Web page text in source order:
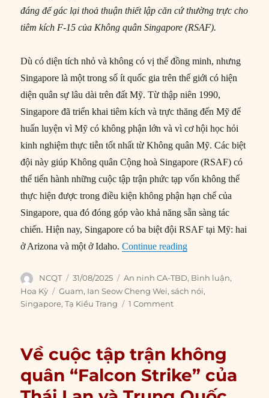
đáng để gác lại thoả thuận thiết lập căn cứ thường trực cho
tiêm kích F-15 của Không quân Singapore (RSAF).
Dù có diện tích nhỏ và không có vị thế đồng minh, nhưng
Singapore là một trong số ít quốc gia trên thế giới có hiện
diện quân sự lâu dài trên đất Mỹ. Từ thập niên 1990,
Singapore đã triển khai tiêm kích và trực thăng đến Mỹ để
huấn luyện vì Mỹ có không phận lớn và vì cơ hội học hỏi
kinh nghiệm thực tiễn tốt nhất từ Không quân Mỹ. Các biệt
đội này giúp Không quân Cộng hoà Singapore (RSAF) có
thể tiến hành những cuộc tập trận phức tạp vốn không thể
thực hiện được trong điều kiện không phận hạn chế của
Singapore, qua đó đóng góp vào khả năng sẵn sàng tác
chiến. Hiện nay, Singapore có ba biệt đội RSAF tại Mỹ: hai
ở Arizona và một ở Idaho.Continue reading“Đằng sau việc
Author
NCQT
Posted
on
31/08/2025 Categories
An ninh CA-TBD, Bình luận,
Hoa Kỳ
Tags
Guam, Ian Seow Cheng Wei,sách nói,
Singapore,Tạ Kiều Trang 1 Comment
Về cuộc tập trận không
quân “Falcon Strike” của